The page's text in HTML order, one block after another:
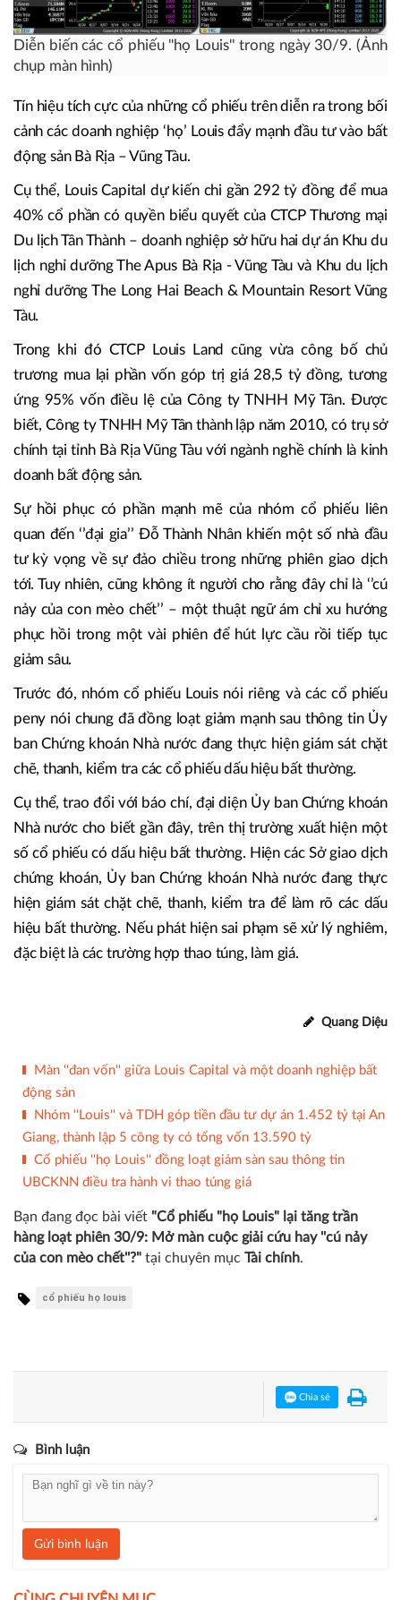
Diễn biến các cổ phiếu ''họ Louis'' trong ngày 30/9. (Ảnh
chụp màn hình)
Tín hiệu tích cực của những cổ phiếu trên diễn ra trong bối
cảnh các doanh nghiệp ‘họ’ Louis đẩy mạnh đầu tư vào bất
động sản Bà Rịa – Vũng Tàu.
Cụ thể, Louis Capital dự kiến chi gần 292 tỷ đồng để mua
40% cổ phần có quyền biểu quyết của CTCP Thương mại
Du lịch Tân Thành – doanh nghiệp sở hữu hai dự án Khu du
lịch nghỉ dưỡng The Apus Bà Rịa - Vũng Tàu và Khu du lịch
nghỉ dưỡng The Long Hai Beach & Mountain Resort Vũng
Tàu.
Trong khi đó CTCP Louis Land cũng vừa công bố chủ
trương mua lại phần vốn góp trị giá 28,5 tỷ đồng, tương
ứng 95% vốn điều lệ của Công ty TNHH Mỹ Tân. Được
biết, Công ty TNHH Mỹ Tân thành lập năm 2010, có trụ sở
chính tại tỉnh Bà Rịa Vũng Tàu với ngành nghề chính là kinh
doanh bất động sản.
Sự hồi phục có phần mạnh mẽ của nhóm cổ phiếu liên
quan đến ‘’đại gia’’ Đỗ Thành Nhân khiến một số nhà đầu
tư kỳ vọng về sự đảo chiều trong những phiên giao dịch
tới. Tuy nhiên, cũng không ít người cho rằng đây chỉ là ‘’cú
nảy của con mèo chết’’ – một thuật ngữ ám chỉ xu hướng
phục hồi trong một vài phiên để hút lực cầu rồi tiếp tục
giảm sâu.
Trước đó, nhóm cổ phiếu Louis nói riêng và các cổ phiếu
peny nói chung đã đồng loạt giảm mạnh sau thông tin Ủy
ban Chứng khoán Nhà nước đang thực hiện giám sát chặt
chẽ, thanh, kiểm tra các cổ phiếu dấu hiệu bất thường.
Cụ thể, trao đổi với báo chí, đại diện Ủy ban Chứng khoán
Nhà nước cho biết gần đây, trên thị trường xuất hiện một
số cổ phiếu có dấu hiệu bất thường. Hiện các Sở giao dịch
chứng khoán, Ủy ban Chứng khoán Nhà nước đang thực
hiện giám sát chặt chẽ, thanh, kiểm tra để làm rõ các dấu
hiệu bất thường. Nếu phát hiện sai phạm sẽ xử lý nghiêm,
đặc biệt là các trường hợp thao túng, làm giá.
Quang Diệu
Màn ''đan vốn'' giữa Louis Capital và một doanh nghiệp bất
động sản
Nhóm ''Louis'' và TDH góp tiền đầu tư dự án 1.452 tỷ tại An
Giang, thành lập 5 công ty có tổng vốn 13.590 tỷ
Cổ phiếu ''họ Louis'' đồng loạt giảm sàn sau thông tin
UBCKNN điều tra hành vi thao túng giá
Bạn đang đọc bài viết "Cổ phiếu "họ Louis" lại tăng trần
hàng loạt phiên 30/9: Mở màn cuộc giải cứu hay ''cú nảy
của con mèo chết''?" tại chuyên mục Tài chính.
cổ phiếu họ louis
Chia sẻ
Bình luận
Gửi bình luận